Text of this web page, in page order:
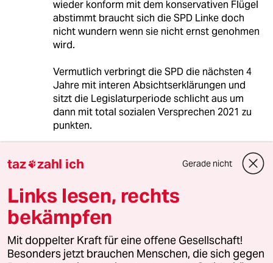
wieder konform mit dem konservativen Flügel
abstimmt braucht sich die SPD Linke doch
nicht wundern wenn sie nicht ernst genohmen
wird.
Vermutlich verbringt die SPD die nächsten 4
Jahre mit interen Absichtserklärungen und
sitzt die Legislaturperiode schlicht aus um
dann mit total sozialen Versprechen 2021 zu
punkten.
8G 85198 (Profil gelöscht)
30.09.2017
Ohne das Problem mit den Polulisten in der
Linken zu leugnen:
"Solange das Reiz-Reaktions-Schema wie von
selbst funktioniert, bleibt das linke Spektrum
taz zahl ich Gerade nicht
Links lesen, rechts
bekämpfen
Mit doppelter Kraft für eine offene Gesellschaft!
Besonders jetzt brauchen Menschen, die sich gegen